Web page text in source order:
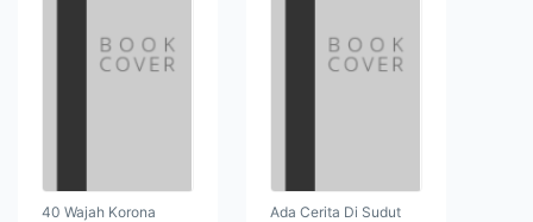
40 Wajah Korona
Ada Cerita Di Sudut